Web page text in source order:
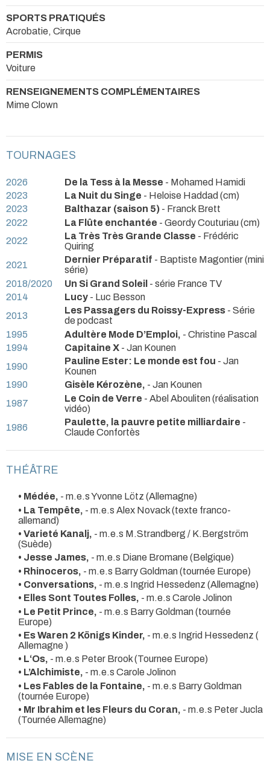
SPORTS PRATIQUÉS
Acrobatie, Cirque
PERMIS
Voiture
RENSEIGNEMENTS COMPLÉMENTAIRES
Mime Clown
TOURNAGES
2026 De la Tess à la Messe - Mohamed Hamidi
2023
La Nuit du Singe - Heloise Haddad (cm)
2023
Balthazar (saison 5) - Franck Brett
2022
La Flûte enchantée - Geordy Couturiau (cm)
2022
La Très Très Grande Classe - Frédéric
Quiring
2021
Dernier Préparatif - Baptiste Magontier (mini
série)
2018/2020
Un Si Grand Soleil - série France TV
2014
Lucy - Luc Besson
2013
Les Passagers du Roissy-Express - Série
de podcast
1995
Adultère Mode D’Emploi, - Christine Pascal
1994
Capitaine X - Jan Kounen
1990
Pauline Ester: Le monde est fou - Jan
Kounen
1990
Gisèle Kérozène, - Jan Kounen
1987
Le Coin de Verre - Abel Abouliten (réalisation
vidéo)
1986
Paulette, la pauvre petite milliardaire -
Claude Confortès
THÉÂTRE
• Médée, - m.e.s Yvonne Lötz (Allemagne)
• La Tempête, - m.e.s Alex Novack (texte franco-
allemand)
• Varieté Kanalj, - m.e.s M.Strandberg / K.Bergström
(Suède)
• Jesse James, - m.e.s Diane Bromane (Belgique)
• Rhinoceros, - m.e.s Barry Goldman (tournée Europe)
• Conversations, - m.e.s Ingrid Hessedenz (Allemagne)
• Elles Sont Toutes Folles, - m.e.s Carole Jolinon
• Le Petit Prince, - m.e.s Barry Goldman (tournée
Europe)
• Es Waren 2 Königs Kinder, - m.e.s Ingrid Hessedenz (
Allemagne )
• L‘Os, - m.e.s Peter Brook (Tournee Europe)
• L’Alchimiste, - m.e.s Carole Jolinon
• Les Fables de la Fontaine, - m.e.s Barry Goldman
(tournée Europe)
• Mr Ibrahim et les Fleurs du Coran, - m.e.s Peter Jucla
(Tournée Allemagne)
MISE EN SCÈNE